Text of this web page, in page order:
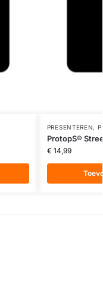
PRESENTEREN,
ProtopS®
€14,99